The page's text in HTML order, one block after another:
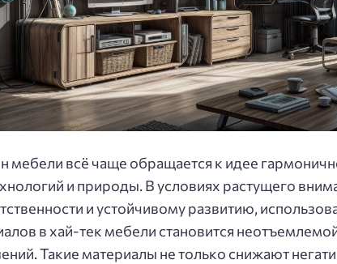
мебели всё чаще обращается к идее
и природы. В условиях растущего
и устойчивому развитию,
в хай-тек мебели становится
Такие материалы не только снижают